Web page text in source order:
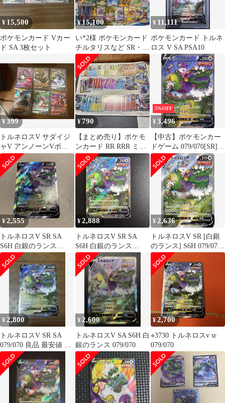
¥ 15,500
ポケモンカード Vカー
ド SA 3枚セット
¥15,100
い*2様 ポケモンカード
チルタリスなど SR・
SAR 33枚 まとめ set
¥ 11,111
ポケモンカード トルネ
ロス V SA PSA10
¥399
トルネロスV サダイジ
ャV アンノーンVボル
ケニオンV ヤレユータ
ンVバサギリV
¥790
【まとめ売り】ポケモ
ンカード RR RRR ミラ
ー 等 約50枚以上
5%OFF
¥3,496
【中古】ポケモンカー
ドゲーム 079/070[SR]：
(キラ)トルネロスV
¥2,555
トルネロスV SR SA
S6H 白銀のランス
079/070
¥2,888
トルネロスV SR SA
S6H 白銀のランス
079/070
¥ 2,636
トルネロスV SR [白銀
のランス] S6H 079/070
傷有り ポケモンカード
ポケカ
¥ 2,800
トルネロスV SR SA
079/070 良品 最安値 即
日発送 ポケモンカード
¥ 2,600
トルネロスV SA S6H 白
銀のランス 079/070
¥2,700
⭐︎3730 トルネロスv sr
079/070